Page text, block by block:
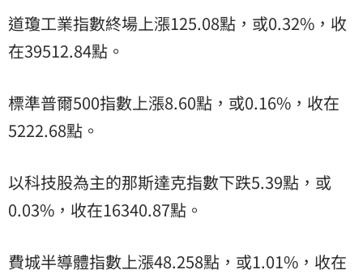
道瓊工業指數終場上漲125.08點，或0.32%，收
在39512.84點。
標準普爾500指數上漲8.60點，或0.16%，收在
5222.68點。
以科技股為主的那斯達克指數下跌5.39點，或
0.03%，收在16340.87點。
費城半導體指數上漲48.258點，或1.01%，收在